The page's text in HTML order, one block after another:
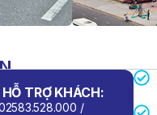
TRỢ KHÁCH:
/